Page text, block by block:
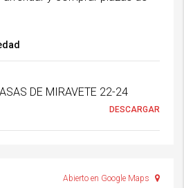
DE MIRAVETE 22-24
DESCARGAR
Abierto en Google Maps